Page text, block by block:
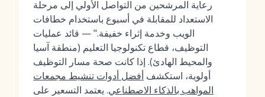
رعاية المرشحين من التواصل الأولي إلى مرحلة
الاستعداد للمقابلة في أسبوع باستخدام خطافات
الويب وخدمة إثراء خفيفة." — قائد عمليات
التوظيف، قطاع تكنولوجيا التعليم (منطقة آسيا
والمحيط الهادئ). إذا كانت صحة مسار التوظيف
أولوية، استكشف أفضل أدوات تنشيط مجمعات
المواهب بالذكاء الاصطناعي. يعتمد التسعير على